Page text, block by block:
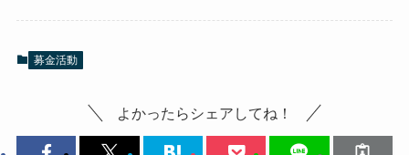
募金活動
よかったらシェアしてね！